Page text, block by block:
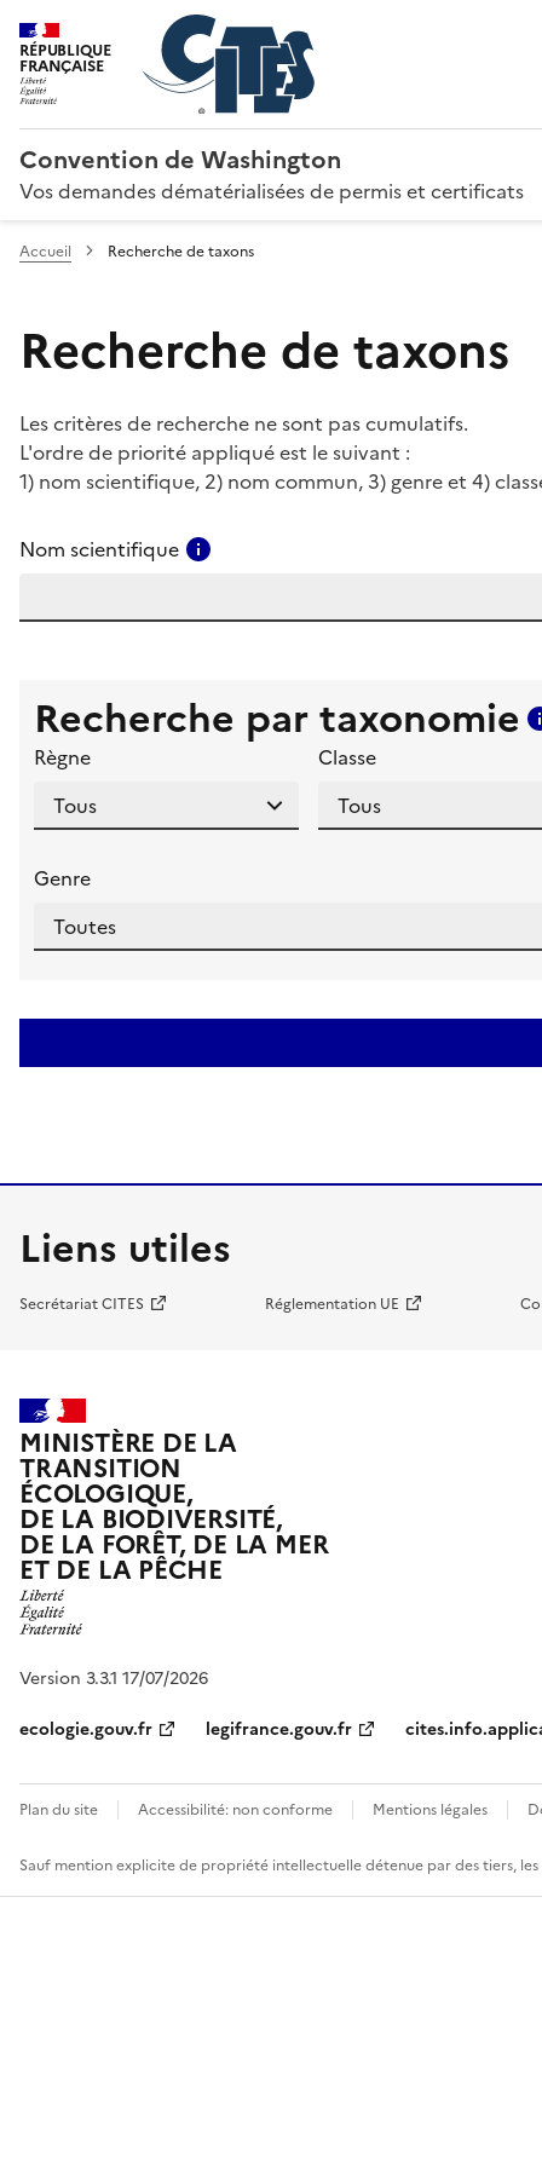
RÉPUBLIQUE
FRANÇAISE
Convention de Washington
Vos demandes dématérialisées de permis et certificats
Accueil Recherche de taxons
Recherche de taxons
Les critères de recherche ne sont pas cumulatifs.
L'ordre de priorité appliqué est le suivant :
1) nom scientifique, 2) nom commun, 3) genre et 4)
Nom scientifique
Recherche par taxonomie
Règne Classe
Genre
Liens utiles
Secrétariat CITES Réglementation UE
MINISTÈRE DE LA
TRANSITION
ÉCOLOGIQUE,
DE LA BIODIVERSITÉ,
DE LA FORÊT, DE LA MER
ET DE LA PÊCHE
Version 3.3.1 17/07/2026
ecologie.gouv.fr
legifrance.gouv.fr
Plan du site Accessibilité: non conforme Mentions légales
Sauf mention explicite de propriété intellectuelle détenue par des tiers,